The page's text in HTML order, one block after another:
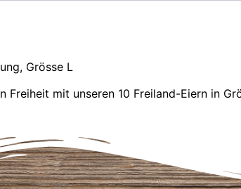
Grösse L
Freiheit mit unseren 10 Freiland-Eiern in